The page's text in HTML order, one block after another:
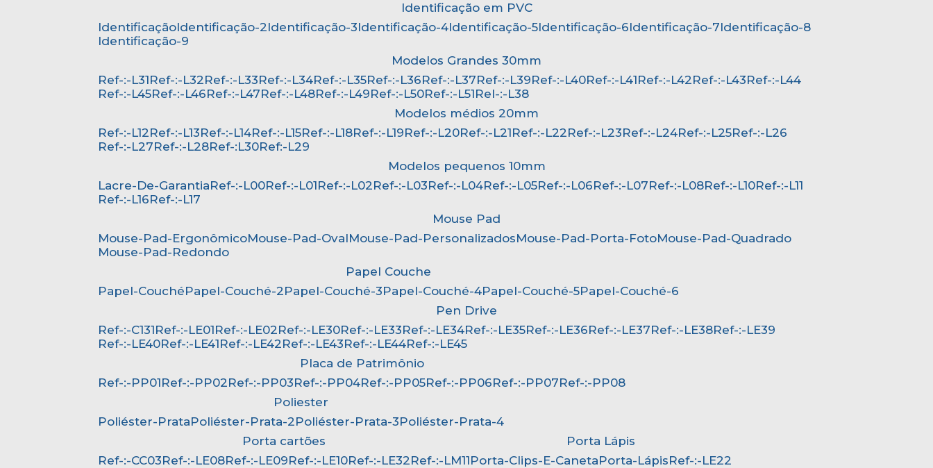
Identificação em PVC
Identificação Identificação-2 Identificação-3 Identificação-4 Identificação-5 Identificação-6 Identificação-7 Identificação-8
Identificação-9
Modelos Grandes 30mm
Ref-:-L31
Ref-:-L32 Ref-:-L33 Ref-:-L34 Ref-:-L35 Ref-:-L36 Ref-:-L37 Ref-:-L39 Ref-:-L40 Ref-:-L41 Ref-:-L42 Ref-:-L43
Ref-:-L44
Ref-:-L45
Ref-:-L46 Ref-:-L47 Ref-:-L48 Ref-:-L49 Ref-:-L50 Ref-:-L51
Rel-:-L38
Modelos médios 20mm
Ref-:-L12
Ref-:-L13 Ref-:-L14 Ref-:-L15 Ref-:-L18 Ref-:-L19 Ref-:-L20 Ref-:-L21 Ref-:-L22 Ref-:-L23 Ref-:-L24 Ref-:-L25
Ref-:-L26
Ref-:-L27
Ref-:-L28 Ref-:L30
Ref:-L29
Modelos pequenos 10mm
Lacre-De-Garantia
Ref-:-L00 Ref-:-L01 Ref-:-L02 Ref-:-L03 Ref-:-L04 Ref-:-L05 Ref-:-L06 Ref-:-L07 Ref-:-L08 Ref-:-L10
Ref-:-L11
Ref-:-L16
Ref-:-L17
Mouse Pad
Mouse-Pad-Ergonômico
Mouse-Pad-Oval Mouse-Pad-Personalizados Mouse-Pad-Porta-Foto
Mouse-Pad-Quadrado
Mouse-Pad-Redondo
Papel Couche
Papel-Couché
Papel-Couché-2 Papel-Couché-3 Papel-Couché-4 Papel-Couché-5
Papel-Couché-6
Pen Drive
Ref-:-C131
Ref-:-LE01 Ref-:-LE02 Ref-:-LE30 Ref-:-LE33 Ref-:-LE34 Ref-:-LE35 Ref-:-LE36 Ref-:-LE37 Ref-:-LE38
Ref-:-LE39
Ref-:-LE40
Ref-:-LE41 Ref-:-LE42 Ref-:-LE43 Ref-:-LE44
Ref-:-LE45
Placa de Patrimônio
Ref-:-PP01
Ref-:-PP02 Ref-:-PP03 Ref-:-PP04 Ref-:-PP05 Ref-:-PP06 Ref-:-PP07
Ref-:-PP08
Poliester
Poliéster-Prata
Poliéster-Prata-2 Poliéster-Prata-3
Poliéster-Prata-4
Porta cartões
Ref-:-CC03
Ref-:-LE08 Ref-:-LE09 Ref-:-LE10 Ref-:-LE32 Ref-:-LM11
Porta Lápis
Porta-Clips-E-Caneta
Porta-Lápis
Ref-:-LE22